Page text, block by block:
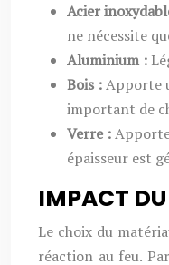
Acier
ne nécessite
Aluminium :
Bois :Apporte
important de
Verre :
épaisseur est
IMPACT
Le choix du
réaction au feu.